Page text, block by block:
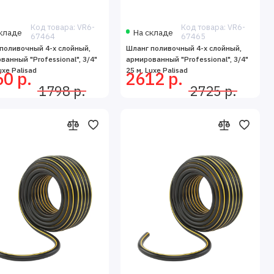
Код товара: VR6-
67464
4-х слойный,
"Professional", 3/4"
Palisad
р.
1798 р.
На складе
Код товара: VR6-
67465
Шланг поливочный 4-х слойный,
армированный "Professional", 3/4"
25 м, Luxe Palisad
2612 р.
2725 р.